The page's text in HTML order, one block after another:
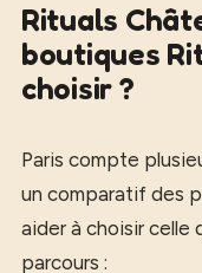
Rituals
boutiques
choisir ?
Paris compte
un comparatif des
aider à choisir celle
parcours :